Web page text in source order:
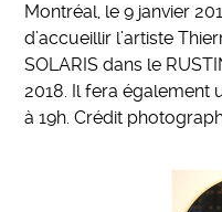
Montréal, le 9 janvier
d’accueillir l’artiste
SOLARIS dans le
2018. Il fera également
à 19h. Crédit